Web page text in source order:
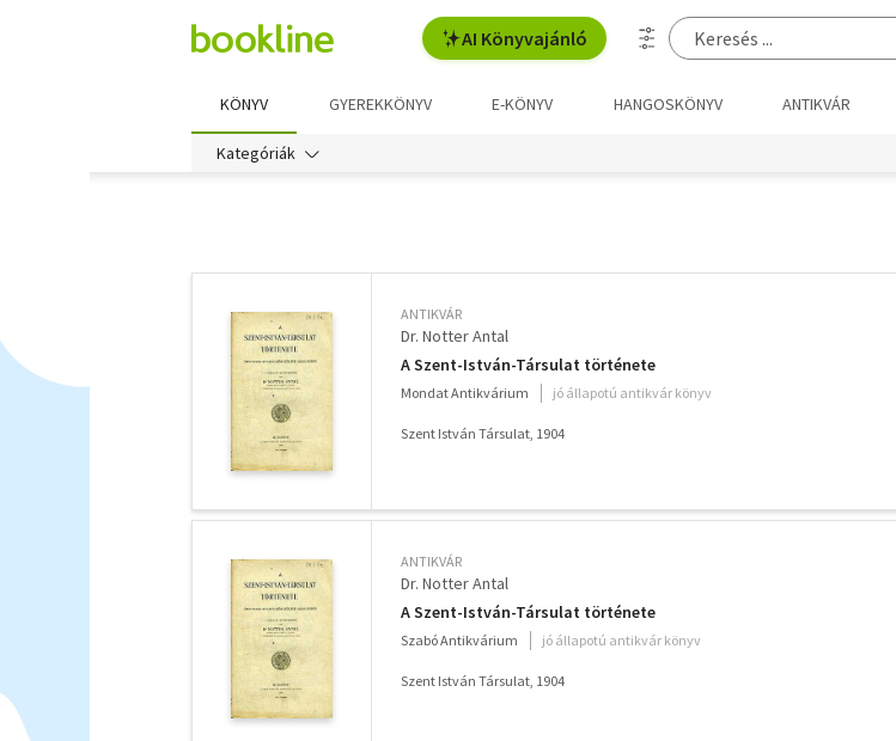
AI Könyvajánló
KÖNYV GYEREKKÖNYV E-KÖNYV HANGOSKÖNYV ANTIKVÁR
Kategóriák
ANTIKVÁR
Dr. Notter Antal
A Szent-István-Társulat története
Mondat Antikvárium jó állapotú antikvár könyv
Szent István Társulat, 1904
ANTIKVÁR
Dr. Notter Antal
A Szent-István-Társulat története
Szabó Antikvárium jó állapotú antikvár könyv
Szent István Társulat, 1904